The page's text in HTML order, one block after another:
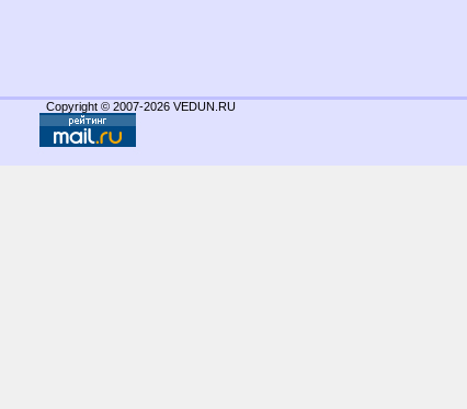
Copyright © 2007-2026 VEDUN.RU